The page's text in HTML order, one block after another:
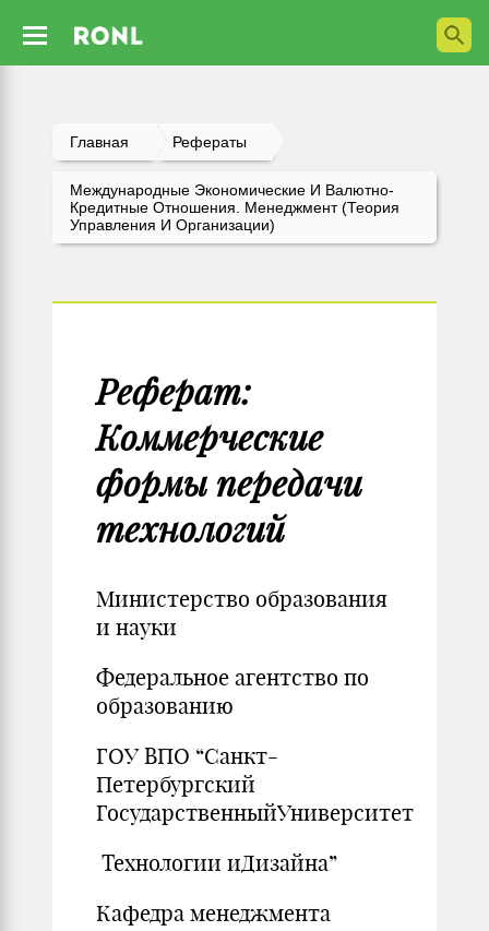
Главная Рефераты
Международные Экономические И Валютно-
Кредитные Отношения. Менеджмент (Теория
Управления И Организации)
Реферат:
Коммерческие
формы передачи
технологий
Министерство образования
и науки
Федеральное агентство по
образованию
ГОУ ВПО “Санкт-
Петербургский
ГосударственныйУниверситет
Технологии иДизайна”
Кафедра менеджмента